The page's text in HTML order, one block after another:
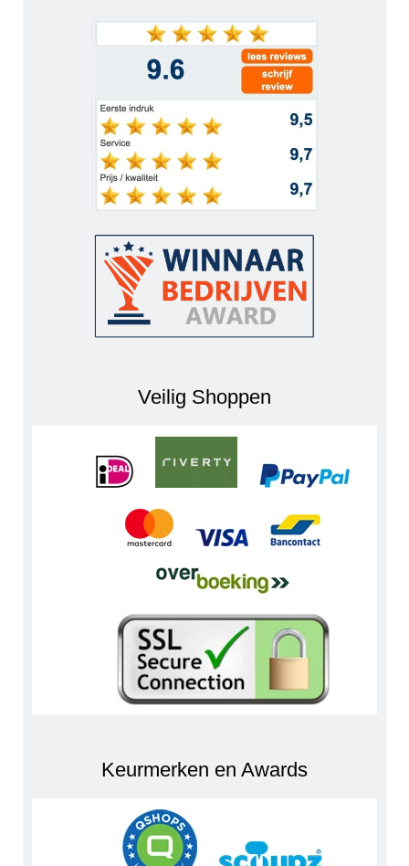
Veilig Shoppen
Keurmerken en Awards